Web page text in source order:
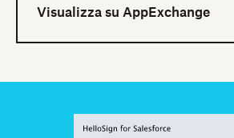
Visualizza su AppExchange